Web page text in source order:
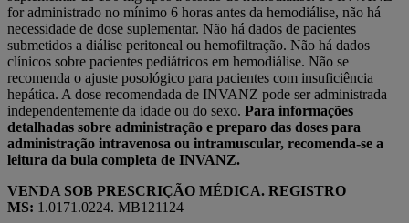
for administrado no mínimo 6 horas antes da hemodiálise, não há
necessidade de dose suplementar. Não há dados de pacientes
submetidos a diálise peritoneal ou hemofiltração. Não há dados
clínicos sobre pacientes pediátricos em hemodiálise. Não se
recomenda o ajuste posológico para pacientes com insuficiência
hepática. A dose recomendada de INVANZ pode ser administrada
independentemente da idade ou do sexo. Para informações
detalhadas sobre administração e preparo das doses para
administração intravenosa ou intramuscular, recomenda-se a
leitura da bula completa de INVANZ.
VENDA SOB PRESCRIÇÃO MÉDICA. REGISTRO
MS: 1.0171.0224. MB121124